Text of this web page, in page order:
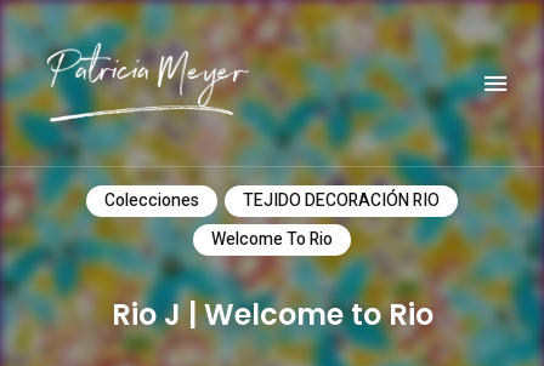
PATRICIA MEYER
Do it yourself
Colecciones
TEJIDO DECORACIÓN RIO
Welcome To Rio
Rio J | Welcome to Rio